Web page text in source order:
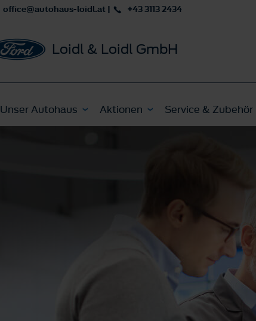
office@autohaus-loidl.at | +43 3113 2434
Loidl & Loidl GmbH
Unser Autohaus Aktionen Service & Zubehör